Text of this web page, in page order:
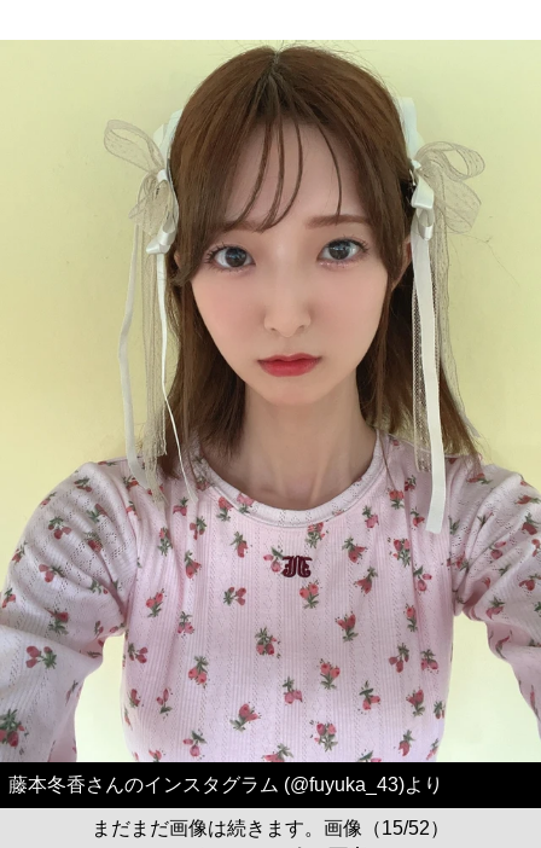
藤本冬香さんのインスタグラム (@fuyuka_43)より
まだまだ画像は続きます。画像（15/52）